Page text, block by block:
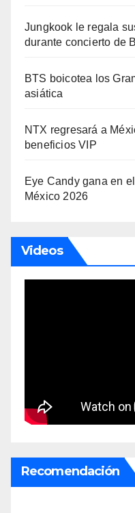
Jungkook le regala
durante concierto de
BTS boicotea los
asiática
NTX regresará a
beneficios VIP
Eye Candy gana en
México 2026
Videos
Recomendación